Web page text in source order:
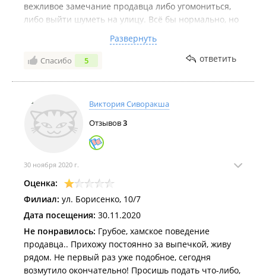
вежливое замечание продавца либо угомониться,
либо выйти шуметь на улицу. Всё бы нормально, но
решила во что бы то ни было сделать гадость:
потребовала книгу жалоб и начала грозиться
пишу отзыв, чтобы соблюсти необходимый баланс
исключительно вежливо и тактично, а вот
покупательница откровенно и с вызовом хамила,
пользуясь своим преимуществом.
Развернуть
Спасибо 5 ответить
Виктория Сиворакша
Отзывов3
30 ноября 2020 г.
Оценка:
Филиал: ул. Борисенко, 10/7
Дата посещения: 30.11.2020
Не понравилось: Грубое, хамское поведение
продавца.. Прихожу постоянно за выпечкой, живу
рядом. Не первый раз уже подобное, сегодня
возмутило окончательно! Просишь подать что-либо,